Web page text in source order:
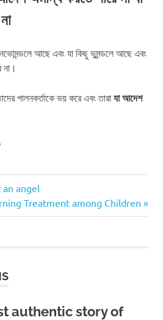
আছে এবং যা কিছু ভুমন্ডলে আছে এবং
পালনকর্তাকে ভয় করে এবং তারা যা আদেশ
an angel
Treatment among Children
authentic story of